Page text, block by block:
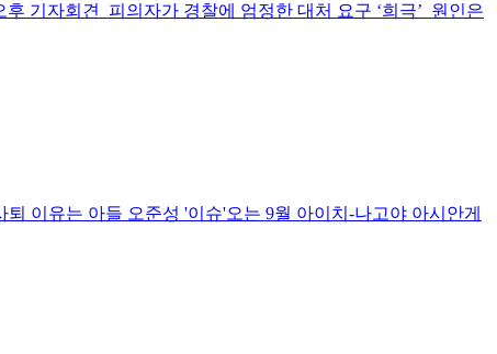
후 기자회견 피의자가 경찰에 엄정한 대처 요구 ‘희극’ 원인은
이유는 아들 오준성 '이슈'오는 9월 아이치-나고야 아시안게